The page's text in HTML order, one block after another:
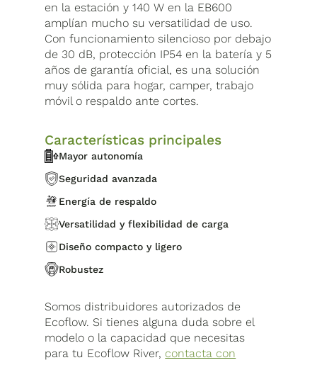
en la estación y 140 W en la EB600
amplían mucho su versatilidad de uso.
Con funcionamiento silencioso por debajo
de 30 dB, protección IP54 en la batería y 5
años de garantía oficial, es una solución
muy sólida para hogar, camper, trabajo
móvil o respaldo ante cortes.
Características principales
Mayor autonomía
Seguridad avanzada
Energía de respaldo
Versatilidad y flexibilidad de carga
Diseño compacto y ligero
Robustez
Somos distribuidores autorizados de
Ecoflow. Si tienes alguna duda sobre el
modelo o la capacidad que necesitas
para tu Ecoflow River, contacta con